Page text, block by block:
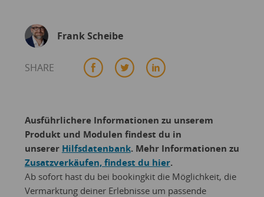
Frank Scheibe
SHARE
Ausführlichere Informationen zu unserem
Produkt und Modulen findest du in
unserer Hilfsdatenbank. Mehr Informationen zu
Zusatzverkäufen, findest du hier.
Ab sofort hast du bei bookingkit die Möglichkeit, die
Vermarktung deiner Erlebnisse um passende